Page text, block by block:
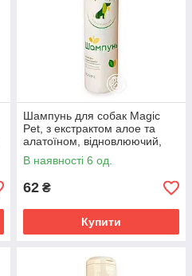
Шампунь для собак Magic
Pet, з екстрактом алое та
алатоїном, відновлюючий,
200 мл
В наявності 6 од.
62 ₴
Купити